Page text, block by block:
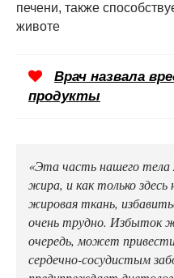
печени, также
животе
Врач назвала
продукты
«Эта часть нашего
жира, и как только
жировая ткань,
очень трудно. Избыток
очередь, может
сердечно-сосудистым